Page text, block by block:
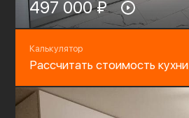
497 000 ₽
Калькулятор
Рассчитать стоимость кухни